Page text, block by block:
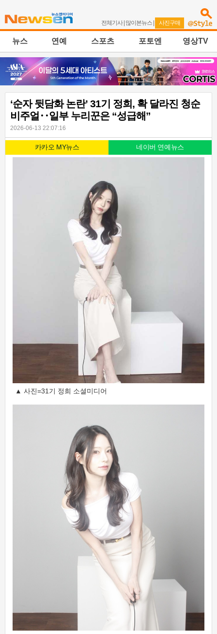
전체기사| 많이본뉴스 | 사진구매
뉴스 연예 스포츠 포토엔 영상TV
‘순자 뒷담화 논란’ 31기 정희, 확 달라진 청순
비주얼‥일부 누리꾼은 “성급해”
2026-06-13 22:07:16
카카오 MY뉴스 네이버 연예뉴스
▲ 사진=31기 정희 소셜미디어